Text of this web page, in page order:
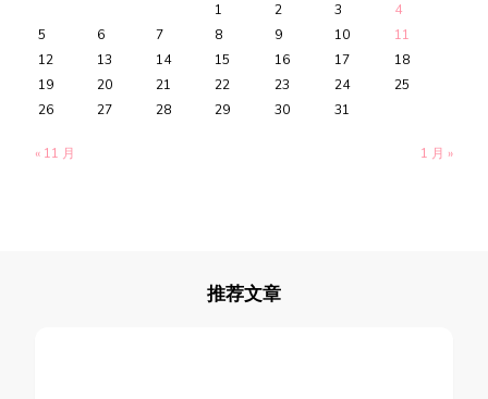
1
2 3
4
5
6 7 8 9 10
11
12
13 14 15 16 17
18
19
20 21 22 23 24
25
26
27 28 29 30 31
« 11 月 1 月 »
推荐文章